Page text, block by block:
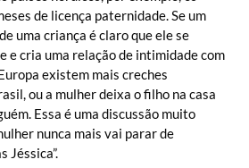
de licença paternidade. Se um
uma criança é claro que ele se
e cria uma relação de intimidade com
existem mais creches
ou a mulher deixa o filho na casa
Essa é uma discussão muito
nunca mais vai parar de
Jéssica”.